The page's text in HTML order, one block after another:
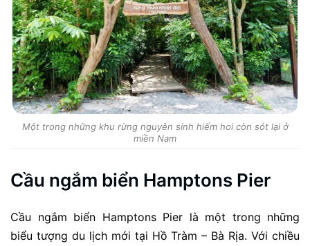
Một trong những khu rừng nguyên sinh hiếm hoi còn sót lại ở
miền Nam
Cầu ngắm biển Hamptons Pier
Cầu ngắm biển Hamptons Pier là một trong những
biểu tượng du lịch mới tại Hồ Tràm – Bà Rịa. Với chiều